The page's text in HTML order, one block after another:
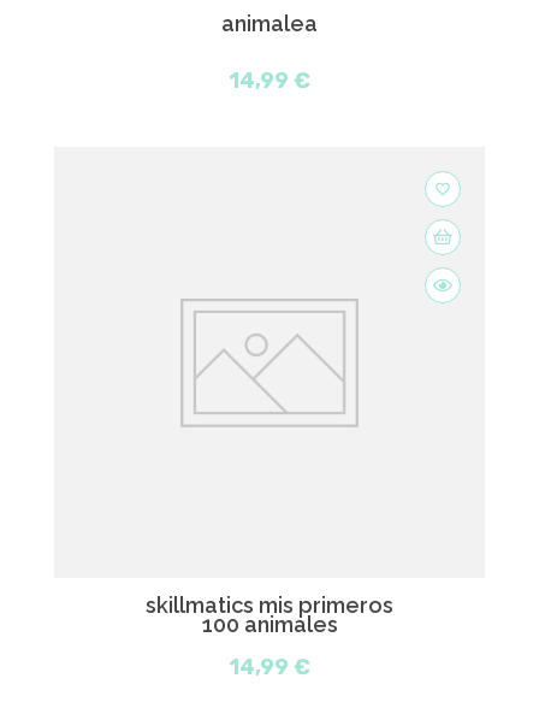
animalea
14,99 €
favorite_border
skillmatics mis primeros
100 animales
14,99 €